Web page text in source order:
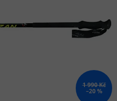
1 990 Kč
–20 %